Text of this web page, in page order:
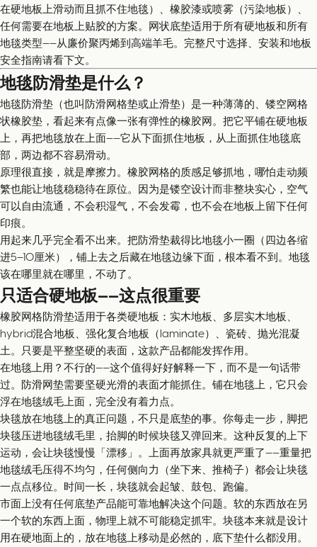
在硬地板上滑动而且抓不住地毯）、橡胶漆或喷雾（污染地板）、
任何需要在地板上贴胶的方案。网状底垫适用于所有硬地板和所有
地毯类型——从廉价聚丙烯到高端羊毛。完整尺寸选择、安装和地板
安全指南请看下文。
地毯防滑垫是什么？
地毯防滑垫（也叫防滑网格垫或止滑垫）是一种薄薄的、镂空网格
状橡胶垫，看起来有点像一张有弹性的橡胶网。把它平铺在硬地板
上，再把地毯放在上面——它从下面抓住地板，从上面抓住地毯底
部，两边都不容易滑动。
原理很直接，就是摩擦力。橡胶网格的质感足够抓地，哪怕走动频
繁也能让地毯稳稳待在原位。因为是镂空设计而非整块实心，空气
可以自由流通，不会积湿气，不会发霉，也不会在地板上留下任何
印痕。
用起来几乎完全看不出来。把防滑垫裁得比地毯小一圈（四边各缩
进5–10厘米），铺上去之后藏在地毯边缘下面，根本看不到。地毯
该在哪里就在哪里，不动了。
只适合硬地板——这点很重要
橡胶网格防滑垫适用于各类硬地板：实木地板、多层实木地板、
hybrid混合地板、强化复合地板（laminate）、瓷砖、抛光混凝
土。只要是平整坚硬的表面，这款产品都能发挥作用。
在地毯上用？不行的——这个值得好好解释一下，而不是一句话带
过。防滑网垫需要坚硬光滑的表面才能抓住。铺在地毯上，它只会
浮在地毯绒毛上面，完全没有着力点。
块毯放在地毯上的真正问题，不只是底垫的事。你每走一步，脚把
块毯压进地毯绒毛里，抬脚的时候块毯又弹回来。这种反复的上下
运动，会让块毯慢慢「漂移」。上面再放家具就更严重了——重量把
地毯绒毛压得不均匀，任何侧向力（坐下来、推椅子）都会让块毯
一点点移位。时间一长，块毯就会起皱、鼓包、跑偏。
市面上没有任何底垫产品能可靠地解决这个问题。软的东西放在另
一个软的东西上面，物理上就不可能稳定抓牢。块毯本来就是设计
用在硬地面上的，放在地毯上移动是必然的，底下垫什么都没用。